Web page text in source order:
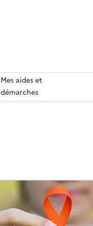
Mes aides et
démarches